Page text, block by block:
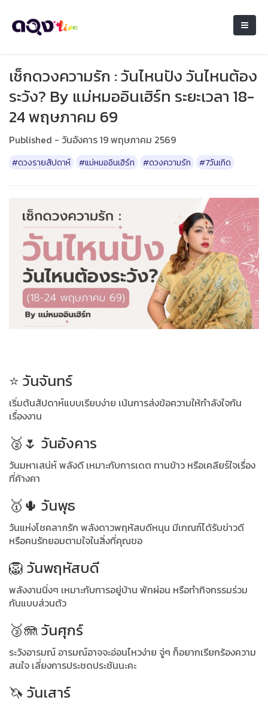
เช็กดวงความรัก : วันไหนปัง วันไหนต้อง
ระวัง? By แม่หมออินเฮิร์ท ระยะเวลา 18-
24 พฤษภาคม 69
Published - วันอังคาร 19 พฤษภาคม 2569
#ดวงรายสัปดาห์ #แม่หมออินเฮิร์ท #ดวงความรัก #7วันเกิด
⭐️ วันจันทร์
เริ่มต้นสัปดาห์แบบเรียบง่าย เน้นการส่งข้อความให้กำลังใจกัน
เรื่องงาน
🥈🌷 วันอังคาร
วันมหาเสน่ห์ พลังดี เหมาะกับการเดต ทานข้าว หรือเคลียร์ใจเรื่อง
ที่ค้างคา
🥇🌵 วันพุธ
วันแห่งโชคลาภรัก พลังดาวพฤหัสบดีหนุน มีเกณฑ์ได้รับข่าวดี
หรือคนรักยอมตามใจในสิ่งที่คุณขอ
🦁 วันพฤหัสบดี
พลังงานนิ่งๆ เหมาะกับการอยู่บ้าน พักผ่อน หรือทำกิจกรรมร่วม
กันแบบส่วนตัว
🥉🪼 วันศุกร์
ระวังอารมณ์ อารมณ์อาจจะอ่อนไหวง่าย จู่ๆ ก็อยากเรียกร้องความ
สนใจ เลี่ยงการประชดประชันนะคะ
🦄 วันเสาร์